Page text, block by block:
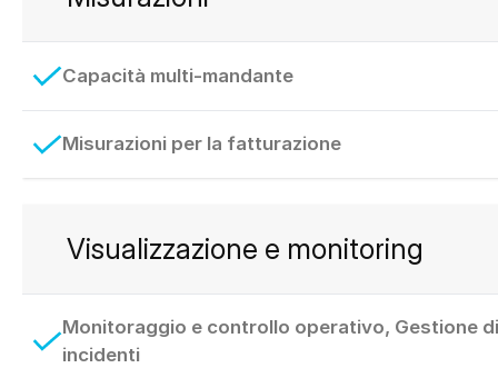
Capacità multi-mandante
Misurazioni per la fatturazione
Visualizzazione e monitoring
Monitoraggio e controllo operativo, Gestione di
incidenti